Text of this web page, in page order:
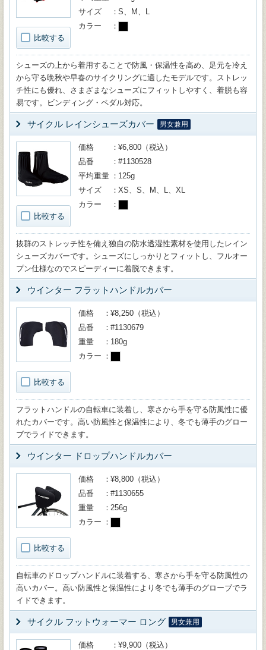
比較する
サイズ
S、M、L
カラー
シューズの上から着用することで防風・保温性を高め、足元を冷え
から守る晩秋や早春のサイクリングに適したモデルです。ストレッ
チ性にも優れ、さまざまなシューズにフィットしやすく、着脱も容
易です。ビンディング・ペダル対応。
サイクル レインシューズカバー 男女兼用
比較する
価格
¥6,800（税込）
品番
#1130528
平均重量
125g
サイズ
XS、S、M、L、XL
カラー
抜群のストレッチ性を備え独自の防水透湿性素材を使用したレイン
シューズカバーです。シューズにしっかりとフィットし、フルオー
プン仕様なのでスピーディーに着脱できます。
ウインター フラットハンドルカバー
比較する
価格
¥8,250（税込）
品番
#1130679
重量
180g
カラー
フラットハンドルの自転車に装着し、寒さから手を守る防風性に優
れたカバーです。高い防風性と保温性により、冬でも薄手のグロー
ブでライドできます。
ウインター ドロップハンドルカバー
比較する
価格
¥8,800（税込）
品番
#1130655
重量
256g
カラー
自転車のドロップハンドルに装着する、寒さから手を守る防風性の
高いカバー。高い防風性と保温性により冬でも薄手のグローブでラ
イドできます。
サイクル フットウォーマー ロング 男女兼用
価格
¥9,900（税込）